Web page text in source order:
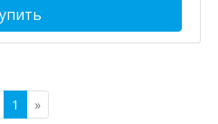
1 »